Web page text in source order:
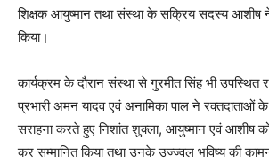
शिक्षक आयुष्मान तथा संस्था के सक्रिय सदस्य आशीष
किया।
कार्यक्रम के दौरान संस्था से गुरमीत सिंह भी
प्रभारी अमन यादव एवं अनामिका पाल ने रक्तदाताओं
सराहना करते हुए निशांत शुक्ला, आयुष्मान एवं आशीष
कर सम्मानित किया तथा उनके उज्ज्वल भविष्य की